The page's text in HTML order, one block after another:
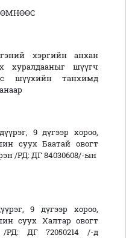
ӨМНӨӨС
хэргийн анхан
шүүгч
шүүхийн танхимд
9 дүгээр хороо,
суух Баатай овогт
/РД: ДГ 84030608/-ын
9 дүгээр хороо,
суух Халтар овогт
/РД: ДГ 72050214 /-д